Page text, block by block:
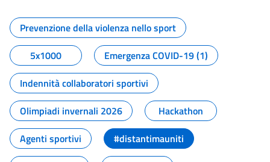
Tutti i contenuti della pagina
Prevenzione della violenza nello sport
5x1000
Emergenza COVID-19 (1)
Indennità collaboratori sportivi
Olimpiadi invernali 2026
Hackathon
Agenti sportivi
#distantimauniti